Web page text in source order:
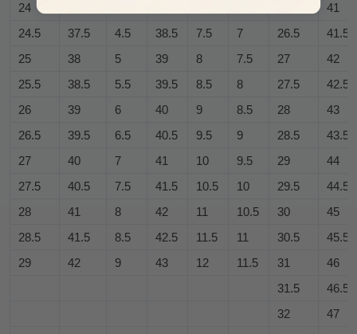
24
41
24.5
37.5 4.5 38.5 7.5 7 26.5
41.5
25
38 5 39 8 7.5 27
42
25.5
38.5 5.5 39.5 8.5 8 27.5
42.5
26
39 6 40 9 8.5 28
43
26.5
39.5 6.5 40.5 9.5 9 28.5
43.5
27
40 7 41 10 9.5 29
44
27.5
40.5 7.5 41.5 10.5 10 29.5
44.5
28
41 8 42 11 10.5 30
45
28.5
41.5 8.5 42.5 11.5 11 30.5
45.5
29
42 9 43 12 11.5 31
46
31.5
46.5
32
47